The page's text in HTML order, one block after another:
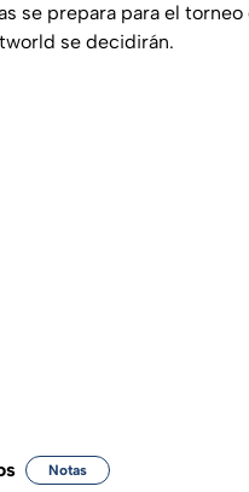
se prepara para el
se decidirán.
Notas